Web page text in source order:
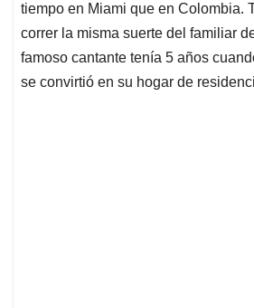
tiempo en Miami que en Colombia.
correr la misma suerte del familiar
famoso cantante tenía 5 años
se convirtió en su hogar de